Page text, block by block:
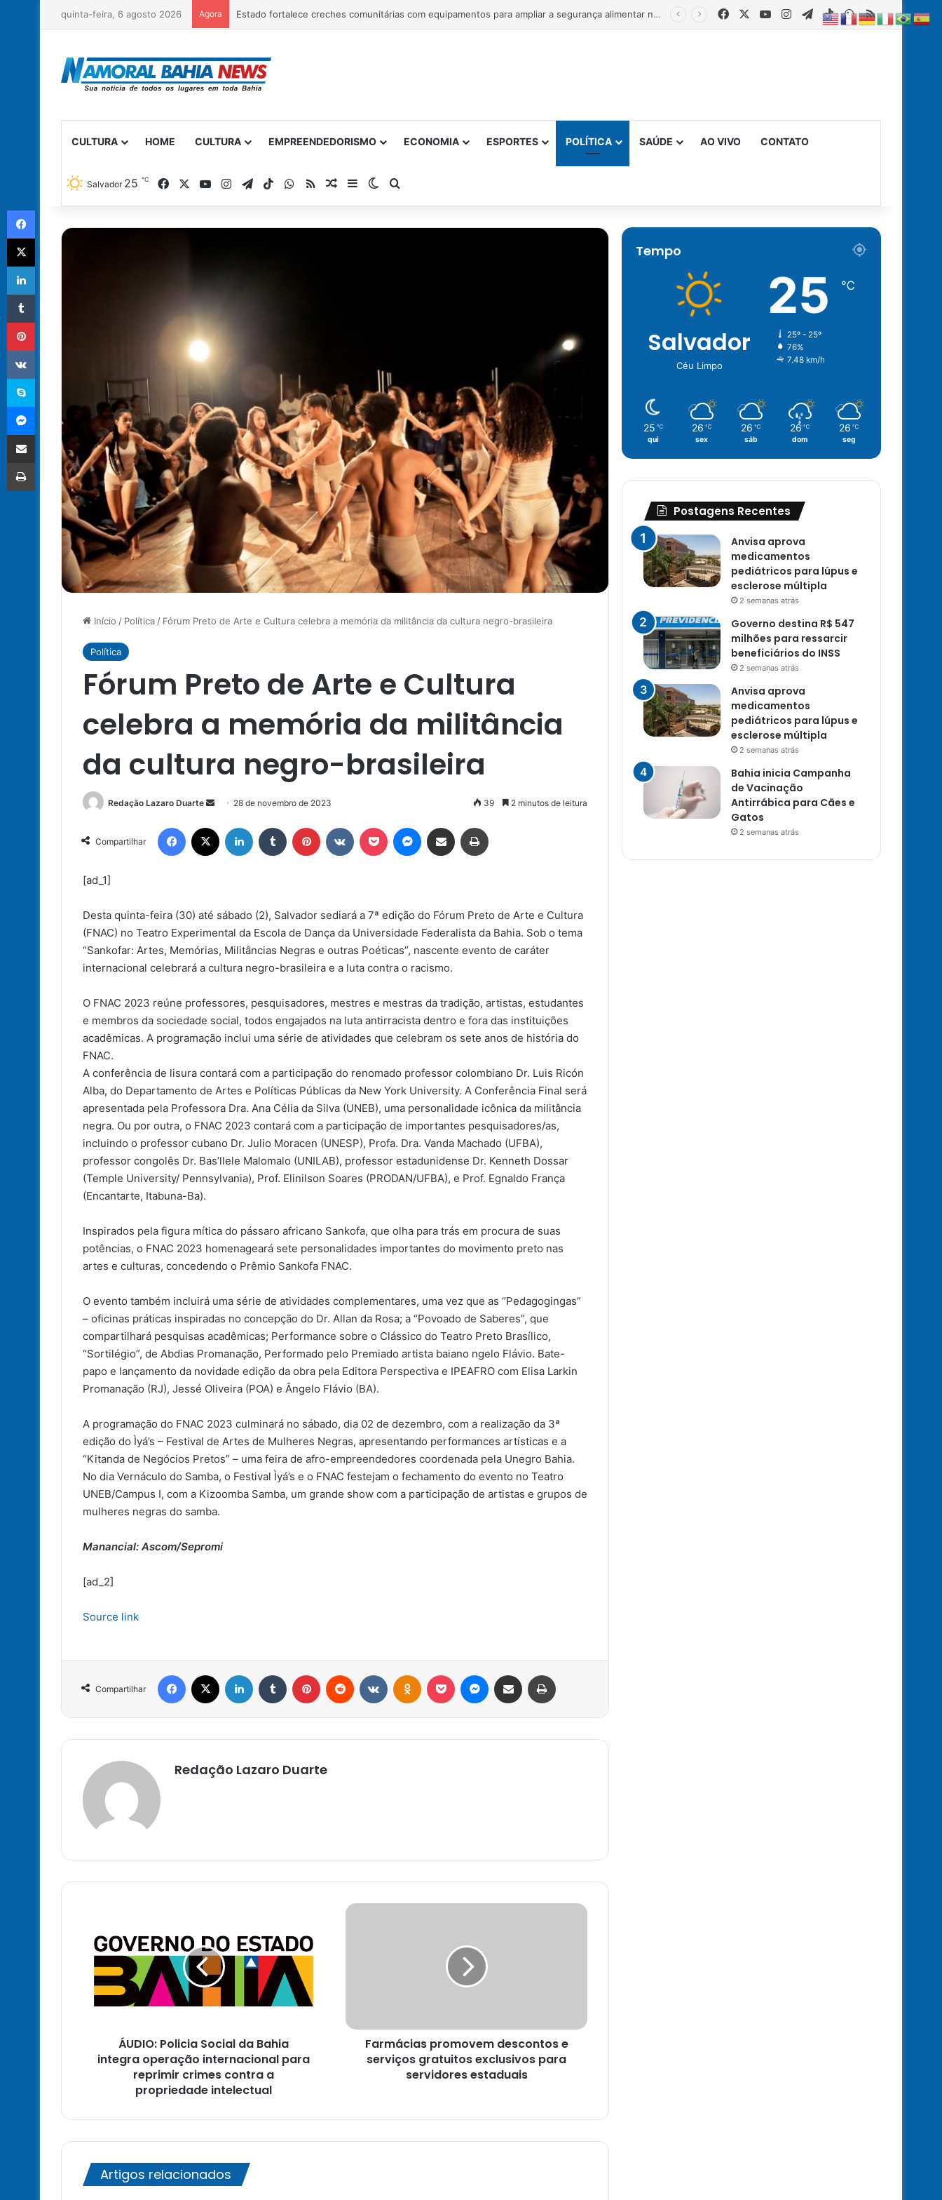
quinta-feira, 6 agosto 2026 Agora Estado fortalece creches comunitárias com equipamentos para ampliar a segurança alimentar na primeira infância FacebookYouTubeInstagram
Telegram
TikTokWhatsApp
RSS
CULTURA HOME CULTURA EMPREENDEDORISMO ECONOMIA ESPORTES POLÍTICA SAÚDE AO VIVO CONTATO
Salvador 25 ℃ FacebookYouTubeInstagram
TelegramTikTokWhatsApp
RSSArtigo Aleatório
Barra Lateral
Switch skin
Procurar por
Início / Política / Fórum Preto de Arte e Cultura celebra a memória da militância da cultura negro-brasileira
Política
Fórum Preto de Arte e Cultura
celebra a memória da militância
da cultura negro-brasileira
Redação Lazaro Duarte
Mande
e-
mail
28 de novembro de 2023 39 2 minutos de leitura
Compartilhar
Facebook Linkedin Tumblr Pinterest Pocket Messenger
Compartilhar via e-mail
[ad_1]
Desta quinta-feira (30) até sábado (2), Salvador sediará a 7ª edição do Fórum Preto de Arte e Cultura
(FNAC) no Teatro Experimental da Escola de Dança da Universidade Federalista da Bahia. Sob o tema
“Sankofar: Artes, Memórias, Militâncias Negras e outras Poéticas”, nascente evento de caráter
internacional celebrará a cultura negro-brasileira e a luta contra o racismo.
O FNAC 2023 reúne professores, pesquisadores, mestres e mestras da tradição, artistas, estudantes
e membros da sociedade social, todos engajados na luta antirracista dentro e fora das instituições
acadêmicas. A programação inclui uma série de atividades que celebram os sete anos de história do
FNAC.
A conferência de lisura contará com a participação do renomado professor colombiano Dr. Luis Ricón
Alba, do Departamento de Artes e Políticas Públicas da New York University. A Conferência Final será
apresentada pela Professora Dra. Ana Célia da Silva (UNEB), uma personalidade icônica da militância
negra. Ou por outra, o FNAC 2023 contará com a participação de importantes pesquisadores/as,
incluindo o professor cubano Dr. Julio Moracen (UNESP), Profa. Dra. Vanda Machado (UFBA),
professor congolês Dr. Bas’llele Malomalo (UNILAB), professor estadunidense Dr. Kenneth Dossar
(Temple University/ Pennsylvania), Prof. Elinilson Soares (PRODAN/UFBA), e Prof. Egnaldo França
(Encantarte, Itabuna-Ba).
Inspirados pela figura mítica do pássaro africano Sankofa, que olha para trás em procura de suas
potências, o FNAC 2023 homenageará sete personalidades importantes do movimento preto nas
artes e culturas, concedendo o Prêmio Sankofa FNAC.
O evento também incluirá uma série de atividades complementares, uma vez que as “Pedagogingas”
– oficinas práticas inspiradas no concepção do Dr. Allan da Rosa; a “Povoado de Saberes”, que
compartilhará pesquisas acadêmicas; Performance sobre o Clássico do Teatro Preto Brasílico,
“Sortilégio”, de Abdias Promanação, Performado pelo Premiado artista baiano ngelo Flávio. Bate-
papo e lançamento da novidade edição da obra pela Editora Perspectiva e IPEAFRO com Elisa Larkin
Promanação (RJ), Jessé Oliveira (POA) e Ângelo Flávio (BA).
A programação do FNAC 2023 culminará no sábado, dia 02 de dezembro, com a realização da 3ª
edição do Ìyá’s – Festival de Artes de Mulheres Negras, apresentando performances artísticas e a
“Kitanda de Negócios Pretos” – uma feira de afro-empreendedores coordenada pela Unegro Bahia.
No dia Vernáculo do Samba, o Festival Ìyá’s e o FNAC festejam o fechamento do evento no Teatro
UNEB/Campus I, com a Kizoomba Samba, um grande show com a participação de artistas e grupos de
mulheres negras do samba.
Manancial: Ascom/Sepromi
[ad_2]
Source link
Compartilhar
Facebook Linkedin Tumblr Pinterest Reddit Pocket Messenger
Compartilhar via e-mail
Redação Lazaro Duarte
Social
Bahia
integra
operação
crimes
ÁUDIO: Policia Social da Bahia
integra operação internacional para
reprimir crimes contra a
propriedade intelectual
Farmácias
servidores
estaduais
Farmácias promovem descontos e
serviços gratuitos exclusivos para
servidores estaduais
Artigos relacionados
Tempo
Salvador
Céu Limpo
25 ℃
25º - 25º
76%
7.48 km/h
25 ℃
qui
26 ℃
sex
26 ℃
sáb
26 ℃
dom
26 ℃
seg
Postagens Recentes
Anvisa aprova
medicamentos
pediátricos para lúpus e
esclerose múltipla
2 semanas atrás
Governo destina R$ 547
milhões para ressarcir
beneficiários do INSS
2 semanas atrás
Anvisa aprova
medicamentos
pediátricos para lúpus e
esclerose múltipla
2 semanas atrás
Bahia inicia Campanha
de Vacinação
Antirrábica para Cães e
Gatos
2 semanas atrás
Facebook
X
Linkedin
Tumblr
Pinterest
VK
Skype
Messenger
Compartilhar via e-mail
Imprimir